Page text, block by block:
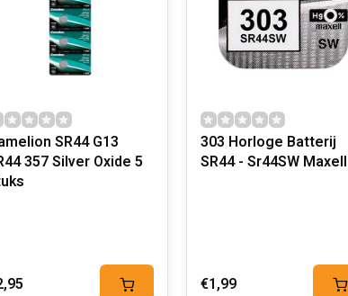
SR44 G13
357 Silver Oxide 5
303 Horloge Batterij
SR44 - Sr44SW Maxell
€1,99